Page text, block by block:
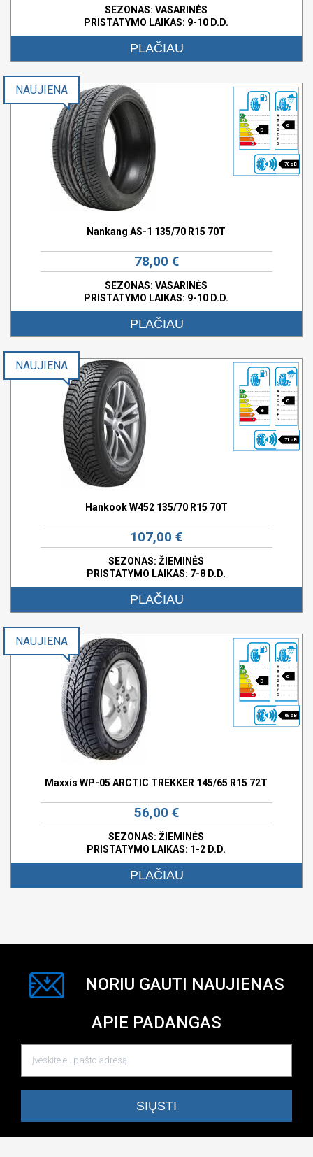
SEZONAS: VASARINĖS
PRISTATYMO LAIKAS: 9-10 D.D.
PLAČIAU
D
c
70 dB
NAUJIENA
Nankang AS-1 135/70 R15 70T
78,00 €
SEZONAS: VASARINĖS
PRISTATYMO LAIKAS: 9-10 D.D.
PLAČIAU
e
c
71 dB
NAUJIENA
Hankook W452 135/70 R15 70T
107,00 €
SEZONAS: ŽIEMINĖS
PRISTATYMO LAIKAS: 7-8 D.D.
PLAČIAU
D
c
69 dB
NAUJIENA
Maxxis WP-05 ARCTIC TREKKER 145/65 R15 72T
56,00 €
SEZONAS: ŽIEMINĖS
PRISTATYMO LAIKAS: 1-2 D.D.
PLAČIAU
NORIU GAUTI NAUJIENAS
APIE PADANGAS